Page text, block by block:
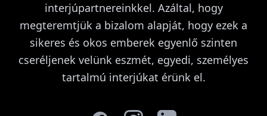
interjúpartnereinkkel. Azáltal, hogy
megteremtjük a bizalom alapját, hogy ezek a
sikeres és okos emberek egyenlő szinten
cseréljenek velünk eszmét, egyedi, személyes
tartalmú interjúkat érünk el.